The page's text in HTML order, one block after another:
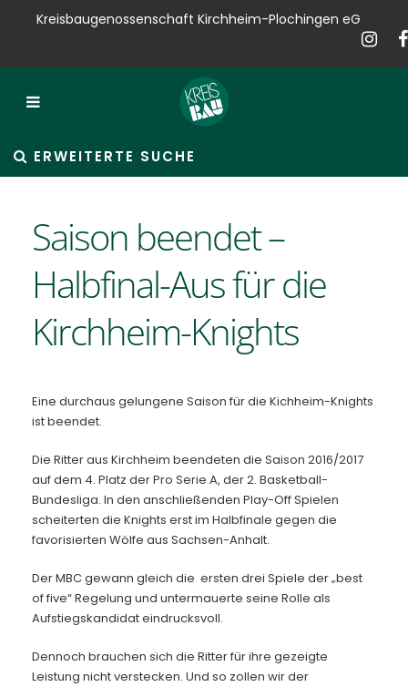
Bauen
Verwalten
Hausservice
Service
Kontakt
Kreisbaugenossenschaft Kirchheim-Plochingen eG
ERWEITERTE SUCHE
Saison beendet –
Halbfinal-Aus für die
Kirchheim-Knights
Eine durchaus gelungene Saison für die Kichheim-Knights
ist beendet.
Die Ritter aus Kirchheim beendeten die Saison 2016/2017
auf dem 4. Platz der Pro Serie A, der 2. Basketball-
Bundesliga. In den anschließenden Play-Off Spielen
scheiterten die Knights erst im Halbfinale gegen die
favorisierten Wölfe aus Sachsen-Anhalt.
Der MBC gewann gleich die ersten drei Spiele der „best
of five“ Regelung und untermauerte seine Rolle als
Aufstiegskandidat eindrucksvoll.
Dennoch brauchen sich die Ritter für ihre gezeigte
Leistung nicht verstecken. Und so zollen wir der